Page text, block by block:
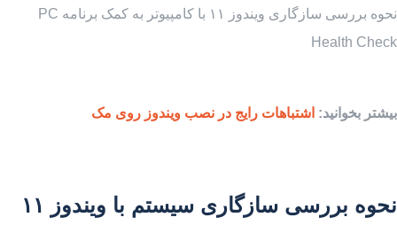
نحوه بررسی سازگاری ویندوز ۱۱ با کامپیوتر به کمک برنامه PC
Health Check
بیشتر بخوانید: اشتباهات رایج در نصب ویندوز روی مک
نحوه بررسی سازگاری سیستم با ویندوز ۱۱